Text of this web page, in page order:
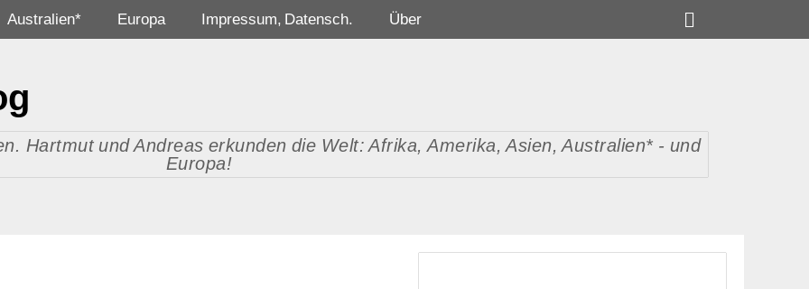
Hartmut und Andreas erkunden die Welt: Afrika, Amerika, Asien, Australien* - und
Europa!
Australien* Europa Impressum, Datensch. Über